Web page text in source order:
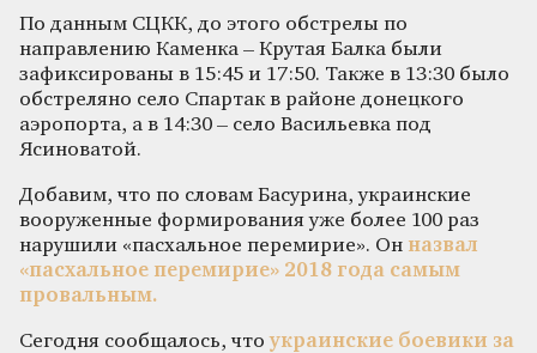
По данным СЦКК, до этого обстрелы по
направлению Каменка – Крутая Балка были
зафиксированы в 15:45 и 17:50. Также в 13:30 было
обстреляно село Спартак в районе донецкого
аэропорта, а в 14:30 – село Васильевка под
Ясиноватой.
Добавим, что по словам Басурина, украинские
вооруженные формирования уже более 100 раз
нарушили «пасхальное перемирие». Он назвал
«пасхальное перемирие» 2018 года самым
провальным.
Сегодня сообщалось, чтоукраинские боевики за